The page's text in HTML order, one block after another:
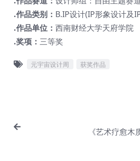
.作品类别： B.IP设计(IP形象设计及
.作品单位： 西南财经大学天府学院
.奖项： 三等奖
元宇宙设计周 获奖作品
《艺术疗愈木